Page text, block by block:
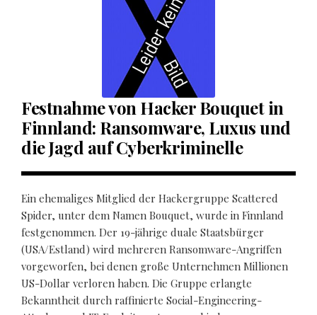
Festnahme von Hacker Bouquet in
Finnland: Ransomware, Luxus und
die Jagd auf Cyberkriminelle
Ein ehemaliges Mitglied der Hackergruppe Scattered
Spider, unter dem Namen Bouquet, wurde in Finnland
festgenommen. Der 19-jährige duale Staatsbürger
(USA/Estland) wird mehreren Ransomware-Angriffen
vorgeworfen, bei denen große Unternehmen Millionen
US-Dollar verloren haben. Die Gruppe erlangte
Bekanntheit durch raffinierte Social-Engineering-